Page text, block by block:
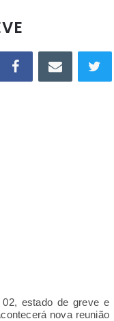
02, estado de greve e
nova reunião